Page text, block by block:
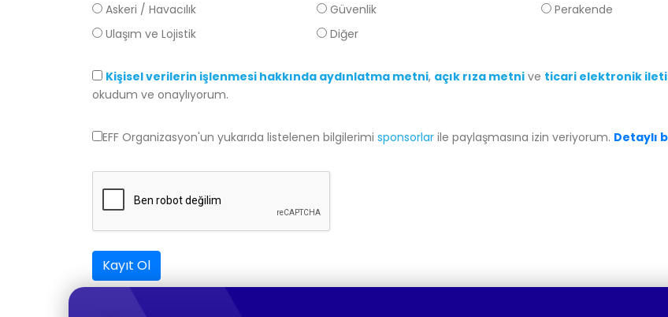
Askeri / Havacılık
Güvenlik Perakende
Ulaşım ve Lojistik
Diğer
Kişisel verilerin işlenmesi hakkında aydınlatma metni, açık rıza metni ve ticari elektronik
okudum ve onaylıyorum.
EFF Organizasyon'un yukarıda listelenen bilgilerimi sponsorlar ile paylaşmasına izin veriyorum. Detaylı
Kayıt Ol